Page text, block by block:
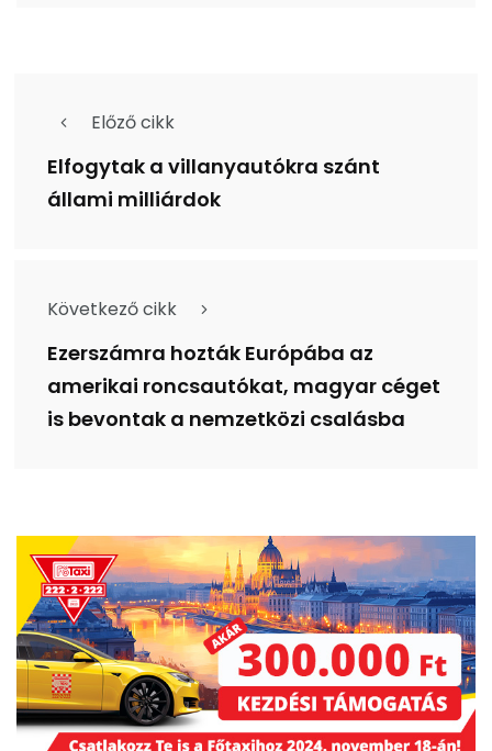
Előző cikk
Elfogytak a villanyautókra szánt
állami milliárdok
Következő cikk
Ezerszámra hozták Európába az
amerikai roncsautókat, magyar céget
is bevontak a nemzetközi csalásba